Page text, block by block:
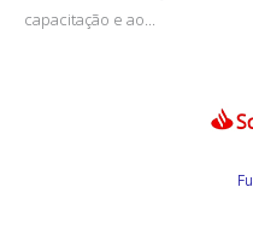
capacitação e ao...